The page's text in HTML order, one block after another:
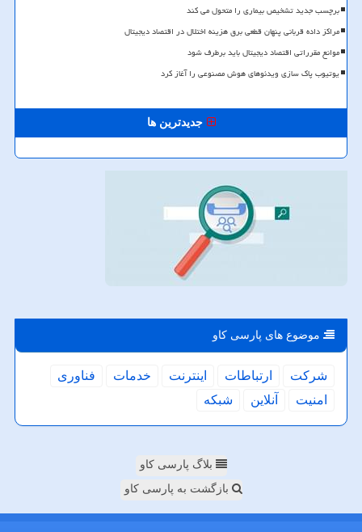
برچسب جدید تشخیص بیماری را متحول می کند
مراکز داده قربانی پنهان قطعی برق هزینه اختلال در اقتصاد دیجیتال
موانع مقرراتی اقتصاد دیجیتال باید برطرف شود
یوتیوب پاک سازی ویدئوهای هوش مصنوعی را آغاز کرد
جدیدترین ها
موضوع های پارسی كاو
شركت ارتباطات اینترنت خدمات
فناوری
امنیت
آنلاین شبكه
بلاگ پارسی کاو
بازگشت به پارسی کاو